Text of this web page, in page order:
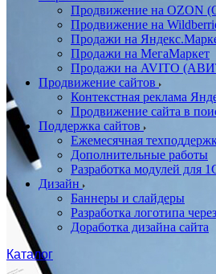
Продвижение на OZON
Продвижение на
Продажи на
Продажи на МегаМаркет
Продажи на AVITO
Продвижение сайтов
Контекстная реклама
Продвижение сайта в
Поддержка сайтов
Ежемесячная
Дополнительные работы
Разработка модулей для
Дизайн
Баннеры и слайдеры
Разработка логотипа
Доработка дизайна сайта
Каталог